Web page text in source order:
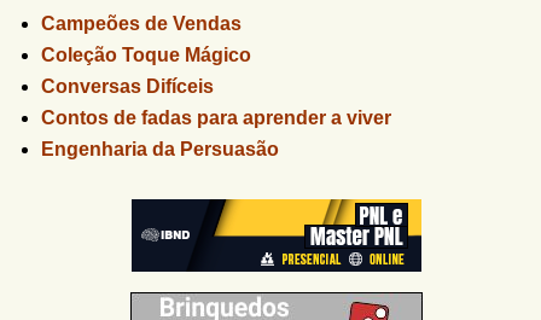
Campeões de Vendas
Coleção Toque Mágico
Conversas Difíceis
Contos de fadas para aprender a viver
Engenharia da Persuasão